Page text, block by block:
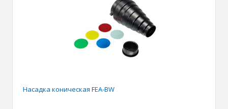
Насадка коническая FEA-BW